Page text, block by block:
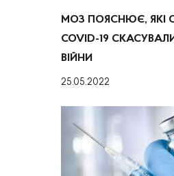
МОЗ ПОЯСНЮЄ, ЯКІ
COVID-19
ВІЙНИ
25.05.2022